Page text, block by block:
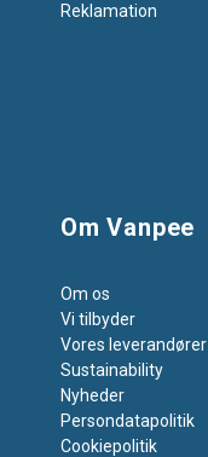
Reklamation
Om Vanpee
Om os
Vi tilbyder
Vores leverandører
Sustainability
Nyheder
Persondatapolitik
Cookiepolitik